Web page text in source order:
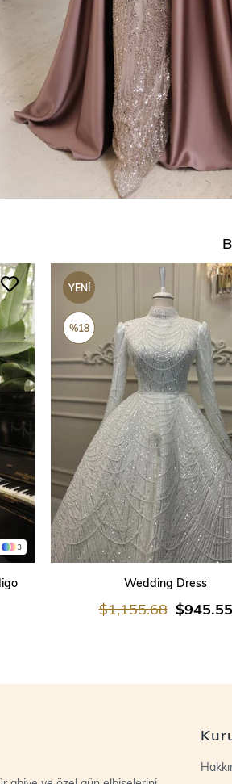
3
Wedding Dress
$945.55
$1,155.68
YENI
ÜRÜN
%18